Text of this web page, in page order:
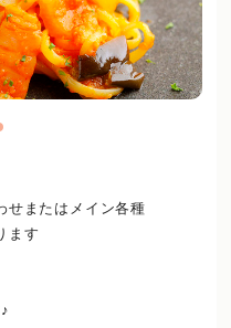
せまたはメイン各種
ます